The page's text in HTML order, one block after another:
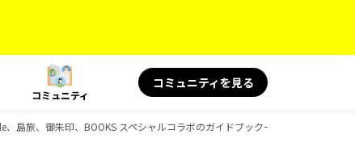
コミュニティ
コミュニティを見る
島旅、御朱印、BOOKS スペシャルコラボのガイドブック一覧